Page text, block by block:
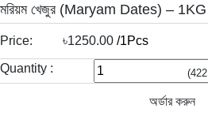
মরিয়ম খেজুর (Maryam Dates) – 1KG
Price: ৳1250.00 /1Pcs
Quantity : (422
অর্ডার করুন